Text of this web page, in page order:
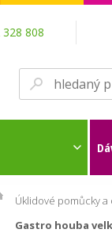
328 808
Úklidové pomůcky a
Gastro houba